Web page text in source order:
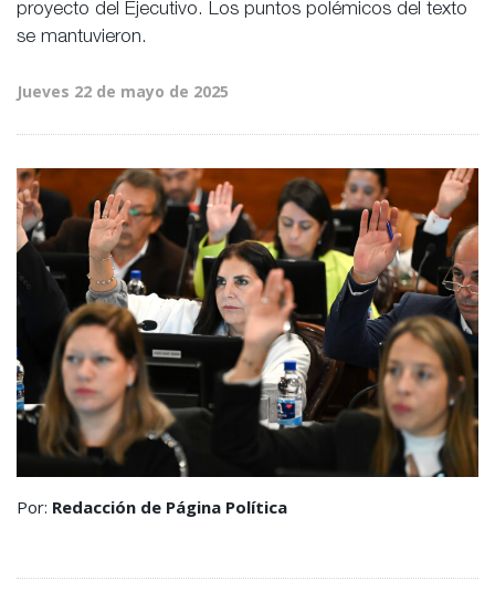
proyecto del Ejecutivo. Los puntos polémicos del texto
se mantuvieron.
Jueves 22 de mayo de 2025
Por: Redacción de Página Política